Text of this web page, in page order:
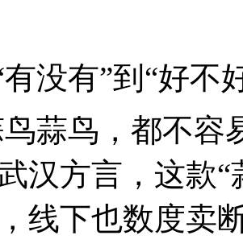
有没有”到“好不
蒜鸟，都不容
汉方言，这款
线下也数度卖